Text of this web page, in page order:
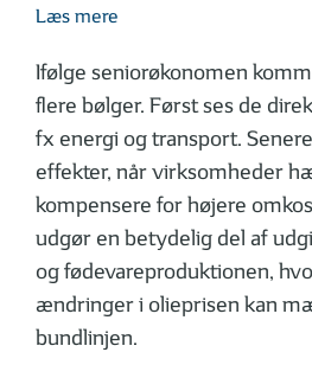
Læs mere
Ifølge seniorøkonomen
flere bølger. Først ses de
fx energi og transport.
effekter, når virksomheder
kompensere for højere
udgør en betydelig del af
og fødevareproduktionen,
ændringer i olieprisen kan
bundlinjen.